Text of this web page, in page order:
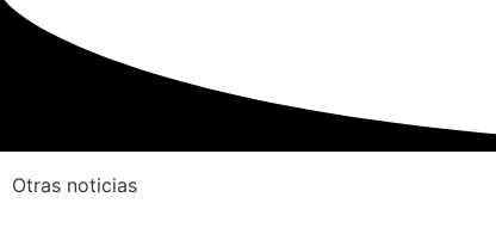
Otras noticias